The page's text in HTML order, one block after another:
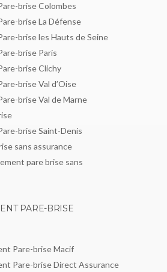
brise Colombes
brise La Défense
brise les Hauts de Seine
brise Paris
brise Clichy
brise Val d’Oise
brise Val de Marne
brise Saint-Denis
sans assurance
pare brise sans
PARE-BRISE
Pare-brise Macif
Pare-brise Direct Assurance